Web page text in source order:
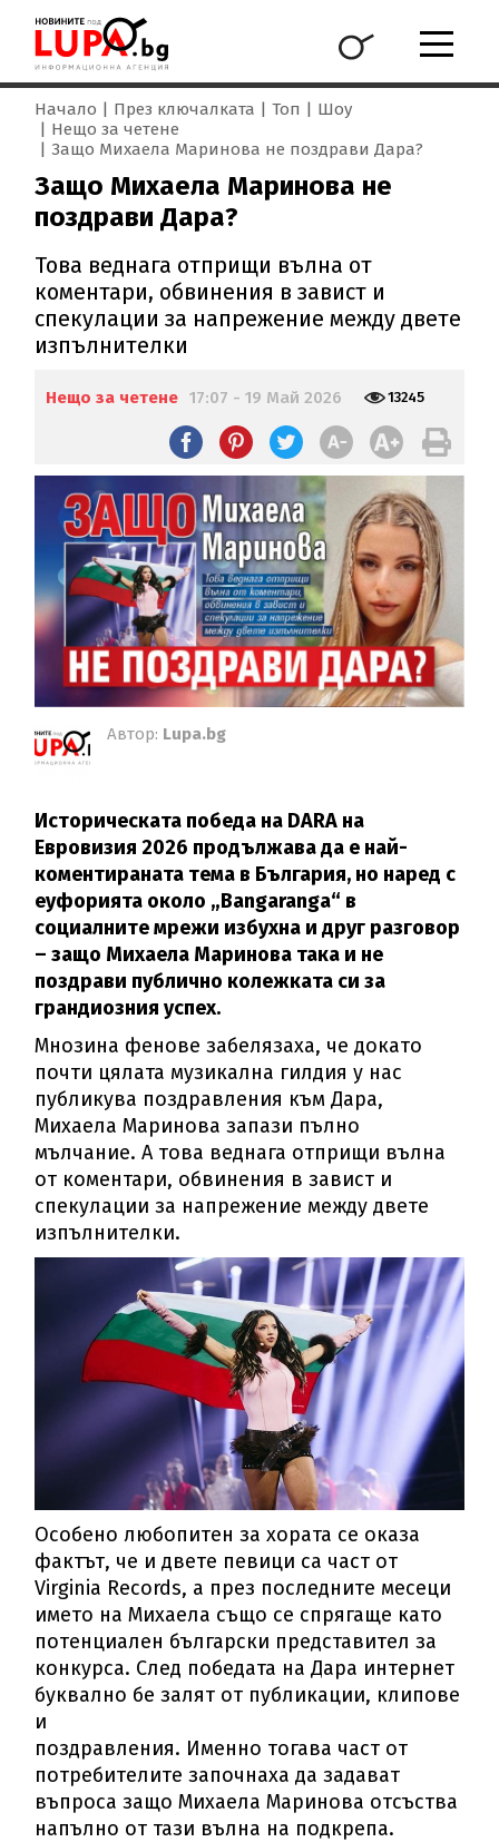
Начало През ключалката Топ
Шоу
Нещо за четене
Защо Михаела Маринова не поздрави Дара?
Защо Михаела Маринова не
поздрави Дара?
Това веднага отприщи вълна от
коментари, обвинения в завист и
спекулации за напрежение между двете
изпълнителки
Нещо за четене 17:07 - 19 Май 2026 13245
Автор: Lupa.bg
Историческата победа на DARA на
Евровизия 2026 продължава да е най-
коментираната тема в България, но наред с
еуфорията около „Bangaranga“ в
социалните мрежи избухна и друг разговор
– защо Михаела Маринова така и не
поздрави публично колежката си за
грандиозния успех.
Мнозина фенове забелязаха, че докато
почти цялата музикална гилдия у нас
публикува поздравления към Дара,
Михаела Маринова запази пълно
мълчание. А това веднага отприщи вълна
от коментари, обвинения в завист и
спекулации за напрежение между двете
изпълнителки.
Особено любопитен за хората се оказа
фактът, че и двете певици са част от
Virginia Records, а през последните месеци
името на Михаела също се спрягаще като
потенциален български представител за
конкурса. След победата на Дара интернет
буквално бе залят от публикации, клипове
и
поздравления. Именно тогава част от
потребителите започнаха да задават
въпроса защо Михаела Маринова отсъства
напълно от тази вълна на подкрепа.